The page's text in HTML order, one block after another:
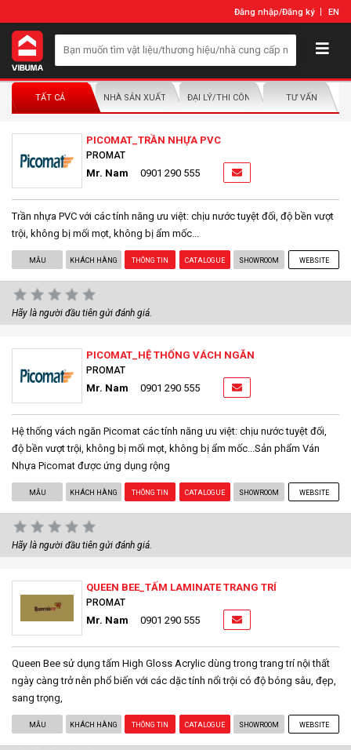
Đăng nhập/Đăng ký EN
TẤT CẢ NHÀ SẢN XUẤT/NHÀ PHÂN PHỐIĐẠI LÝ/THI CÔNG LẮP ĐẶTTƯ VẤN
PICOMAT_TRẦN NHỰA PVC
PROMAT
Mr. Nam 0901 290 555
Trần nhựa PVC với các tính năng ưu việt: chịu nước tuyệt đối, độ bền vượt
trội, không bị mối mọt, không bị ẩm mốc...
MẪU KHÁCH HÀNG THÔNG TIN CATALOGUE SHOWROOM WEBSITE
Hãy là người đầu tiên gửi đánh giá.
PICOMAT_HỆ THỐNG VÁCH NGĂN
PROMAT
Mr. Nam 0901 290 555
Hệ thống vách ngăn Picomat các tính năng ưu việt: chịu nước tuyệt đối,
độ bền vượt trội, không bị mối mọt, không bị ẩm mốc...Sản phẩm Ván
Nhựa Picomat được ứng dụng rộng
MẪU KHÁCH HÀNG THÔNG TIN CATALOGUE SHOWROOM WEBSITE
Hãy là người đầu tiên gửi đánh giá.
QUEEN BEE_TẤM LAMINATE TRANG TRÍ
PROMAT
Mr. Nam 0901 290 555
Queen Bee sử dụng tấm High Gloss Acrylic dùng trong trang trí nội thất
ngày càng trở nên phổ biến với các dặc tính nổi trội có độ bóng sâu, đẹp,
sang trọng,
MẪU KHÁCH HÀNG THÔNG TIN CATALOGUE SHOWROOM WEBSITE